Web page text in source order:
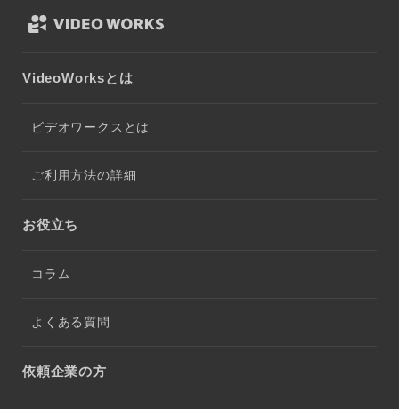
VideoWorksとは
ビデオワークスとは
ご利用方法の詳細
お役立ち
コラム
よくある質問
依頼企業の方